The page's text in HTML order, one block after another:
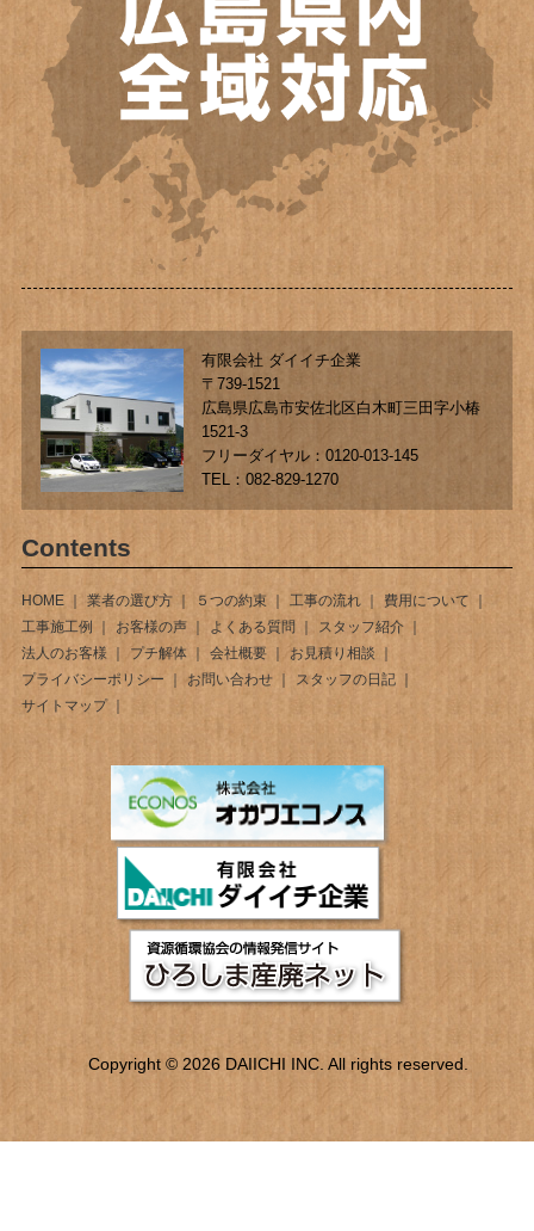
有限会社 ダイイチ企業
〒739-1521
広島県広島市安佐北区白木町三田字小椿
1521-3
フリーダイヤル：0120-013-145
TEL：082-829-1270
Contents
HOME 業者の選び方 ５つの約束 工事の流れ
費用について
工事施工例
お客様の声 よくある質問
スタッフ紹介
法人のお客様
プチ解体 会社概要
お見積り相談
プライバシーポリシー
お問い合わせ
スタッフの日記
サイトマップ
Copyright © 2026 DAIICHI INC. All rights reserved.